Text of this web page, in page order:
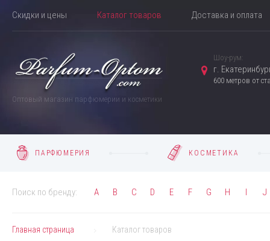
Скидки и цены Каталог товаров Доставка и оплата
Оптовый магазин парфюмерии и косметики
Шоу-рум:
г.
600 метров от
ПАРФЮМЕРИЯ КОСМЕТИКА
Поиск по бренду: A B C D E F G H I J
Главная страница Каталог товаров